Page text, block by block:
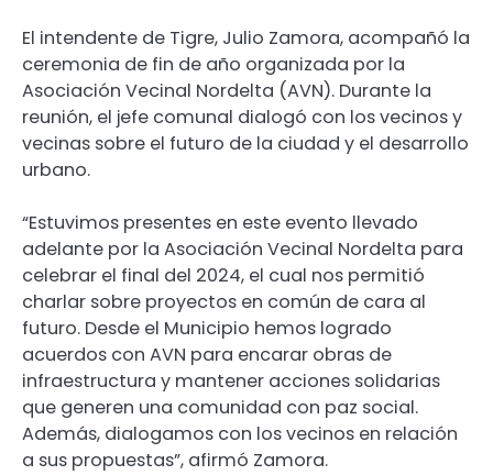
El intendente de Tigre, Julio Zamora, acompañó la
ceremonia de fin de año organizada por la
Asociación Vecinal Nordelta (AVN). Durante la
reunión, el jefe comunal dialogó con los vecinos y
vecinas sobre el futuro de la ciudad y el desarrollo
urbano.
“Estuvimos presentes en este evento llevado
adelante por la Asociación Vecinal Nordelta para
celebrar el final del 2024, el cual nos permitió
charlar sobre proyectos en común de cara al
futuro. Desde el Municipio hemos logrado
acuerdos con AVN para encarar obras de
infraestructura y mantener acciones solidarias
que generen una comunidad con paz social.
Además, dialogamos con los vecinos en relación
a sus propuestas”, afirmó Zamora.